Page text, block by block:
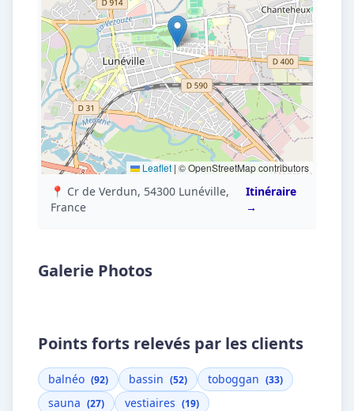
Leaflet | © OpenStreetMap contributors
📍 Cr de Verdun, 54300 Lunéville,
France
Itinéraire
→
Galerie Photos
Points forts relevés par les clients
balnéo (92) bassin (52) toboggan (33)
sauna (27) vestiaires (19)